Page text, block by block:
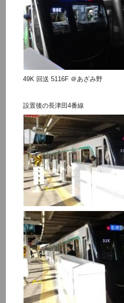
49K 回送 5116F ＠あざみ野
設置後の長津田4番線